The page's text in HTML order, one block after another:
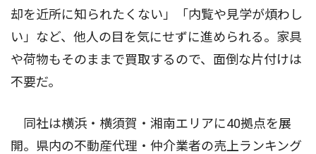
却を近所に知られたくない」「内覧や見学が煩わし
い」など、他人の目を気にせずに進められる。家具
や荷物もそのままで買取するので、面倒な片付けは
不要だ。
同社は横浜・横須賀・湘南エリアに40拠点を展
開。県内の不動産代理・仲介業者の売上ランキング